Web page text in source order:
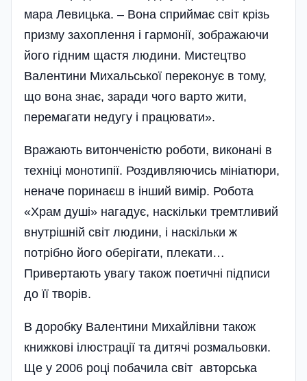
мара­ Левицька. – Вона сприймає світ крізь
призму захоплення і гармонії, зображаючи
його гідним щастя людини. Мист­ецтво
Валентини Михальської переконує в тому,
що вона знає, заради чого варто жити,
перемагати недугу і працю­вати».
Вражають витонченістю роботи, виконані в
техніці монотипії. Роздивляючись міні­атюри,
неначе поринаєш в інший вимір. Робота
«Храм душі» нагадує, наскільки тремтливий
внутрішній світ людини, і наскіль­ки ж
потрібно його оберігати, плекати…
Привертають увагу також поетичні підписи
до її творів.
В доробку Валентини Михайлівни також
книжкові ілюстрації та дитячі розмальовки.
Ще у 2006 році побачила світ авторська